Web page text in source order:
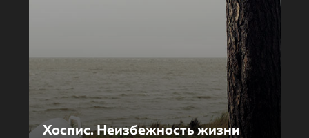
Хоспис. Неизбежность жизни